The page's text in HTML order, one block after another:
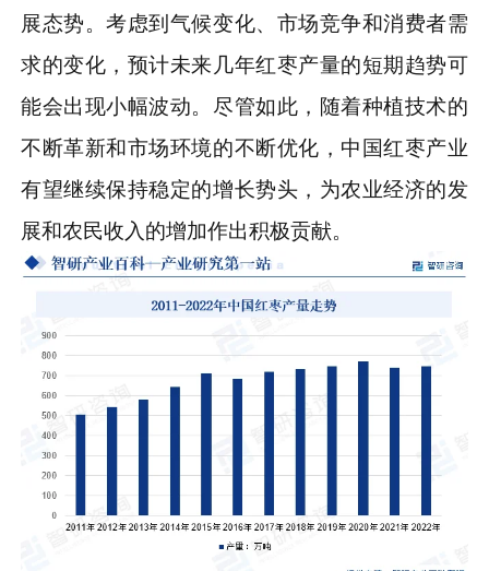
展态势。考虑到气候变化、市场竞争和消费者需
求的变化，预计未来几年红枣产量的短期趋势可
能会出现小幅波动。尽管如此，随着种植技术的
不断革新和市场环境的不断优化，中国红枣产业
有望继续保持稳定的增长势头，为农业经济的发
展和农民收入的增加作出积极贡献。